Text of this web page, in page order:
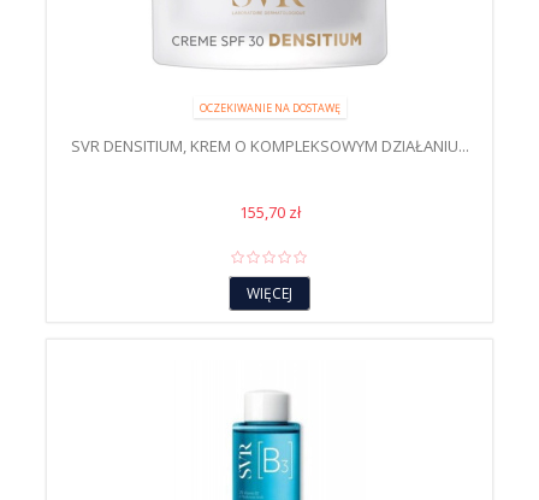
OCZEKIWANIE NA DOSTAWĘ
SVR DENSITIUM, KREM O KOMPLEKSOWYM DZIAŁANIU...
155,70 zł
WIĘCEJ